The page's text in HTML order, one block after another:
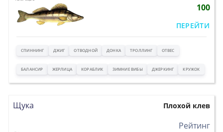
100
ПЕРЕЙТИ
СПИННИНГ ДЖИГ ОТВОДНОЙ ДОНКА ТРОЛЛИНГ ОТВЕС
БАЛАНСИР ЖЕРЛИЦА КОРАБЛИК ЗИМНИЕ ВИБЫ ДЖЕРКИНГ КРУЖОК
Щука Плохой клев
Рейтинг